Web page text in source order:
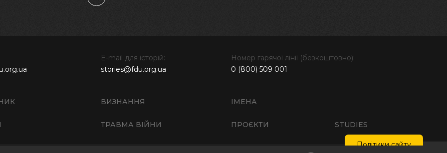
ВИЗНАННЯ ІМЕНА
ТРАВМА ВІЙНИ ПРОЄКТИ STUDIES
E-mail для історій:
stories@fdu.org.ua
Номер гарячої лінії (безкоштовно):
0 (800) 509 001
Політики сайту